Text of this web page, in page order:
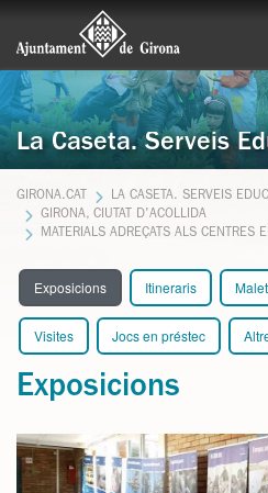
La Caseta. Serveis
GIRONA.CAT
LA CASETA. SERVEIS
GIRONA, CIUTAT D'ACOLLIDA
MATERIALS ADREÇATS ALS CENTRES
Exposicions Itineraris
Visites Jocs en préstec
Exposicions